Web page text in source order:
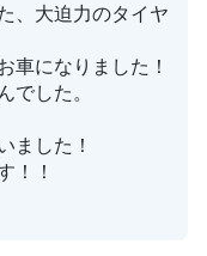
、大迫力のタイヤ
車になりました！
でした。
ました！
！！